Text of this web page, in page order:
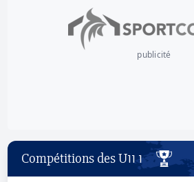
publicité
Compétitions des U11 1